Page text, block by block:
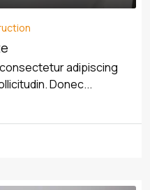
adipiscing
Donec...